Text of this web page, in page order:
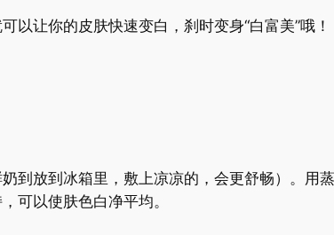
以让你的皮肤快速变白，刹时变身“白富美”哦！
放到冰箱里，敷上凉凉的，会更舒畅）。用
可以使肤色白净平均。